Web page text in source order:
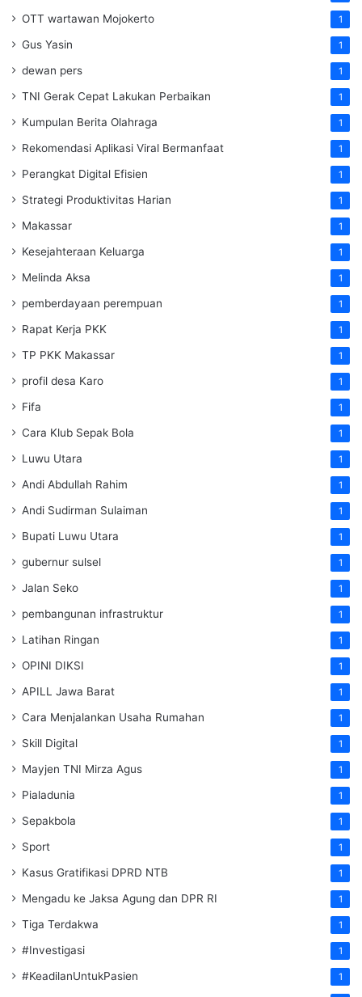
OTT wartawan Mojokerto 1
Gus Yasin 1
dewan pers 1
TNI Gerak Cepat Lakukan Perbaikan 1
Kumpulan Berita Olahraga 1
Rekomendasi Aplikasi Viral Bermanfaat 1
Perangkat Digital Efisien 1
Strategi Produktivitas Harian 1
Makassar 1
Kesejahteraan Keluarga 1
Melinda Aksa 1
pemberdayaan perempuan 1
Rapat Kerja PKK 1
TP PKK Makassar 1
profil desa Karo 1
Fifa 1
Cara Klub Sepak Bola 1
Luwu Utara 1
Andi Abdullah Rahim 1
Andi Sudirman Sulaiman 1
Bupati Luwu Utara 1
gubernur sulsel 1
Jalan Seko 1
pembangunan infrastruktur 1
Latihan Ringan 1
OPINI DIKSI 1
APILL Jawa Barat 1
Cara Menjalankan Usaha Rumahan 1
Skill Digital 1
Mayjen TNI Mirza Agus 1
Pialadunia 1
Sepakbola 1
Sport 1
Kasus Gratifikasi DPRD NTB 1
Mengadu ke Jaksa Agung dan DPR RI 1
Tiga Terdakwa 1
#Investigasi 1
#KeadilanUntukPasien 1